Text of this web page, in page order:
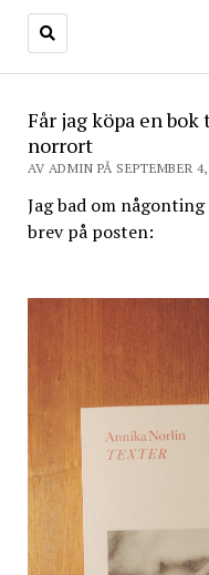
Får jag köpa en
norrort
AV ADMIN PÅ SEPTEMBER
Jag bad om
brev på posten: